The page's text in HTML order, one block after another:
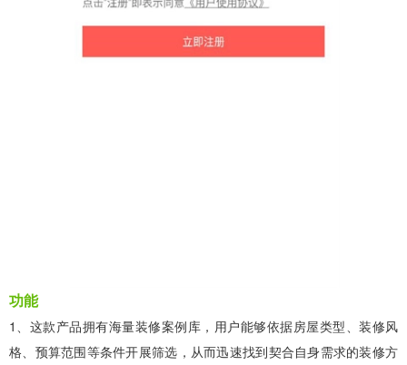
功能
1、这款产品拥有海量装修案例库，用户能够依据房屋类型、装修风
格、预算范围等条件开展筛选，从而迅速找到契合自身需求的装修方